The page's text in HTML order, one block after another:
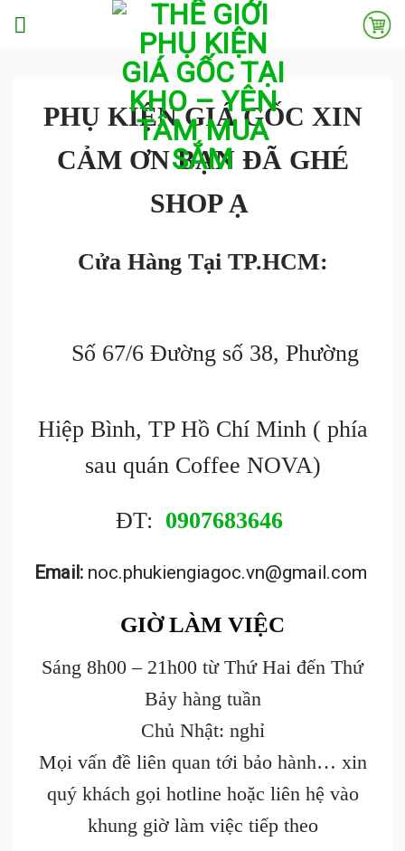
PHỤ KIỆN GIÁ GỐC XIN
CẢM ƠN BẠN ĐÃ GHÉ
SHOP Ạ
Cửa Hàng Tại TP.HCM:
Số 67/6 Đường số 38, Phường
Hiệp Bình, TP Hồ Chí Minh ( phía
sau quán Coffee NOVA)
ĐT: 0907683646
Email:noc.phukiengiagoc.vn@gmail.com
GIỜ LÀM VIỆC
Sáng 8h00 – 21h00 từ Thứ Hai đến Thứ
Bảy hàng tuần
Chủ Nhật: nghỉ
Mọi vấn đề liên quan tới bảo hành… xin
quý khách gọi hotline hoặc liên hệ vào
khung giờ làm việc tiếp theo